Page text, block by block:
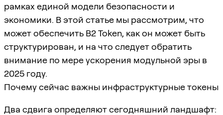
рамках единой модели безопасности и
экономики. В этой статье мы рассмотрим, что
может обеспечить B2 Token, как он может быть
структурирован, и на что следует обратить
внимание по мере ускорения модульной эры в
2025 году.
Почему сейчас важны инфраструктурные токены
Два сдвига определяют сегодняшний ландшафт: